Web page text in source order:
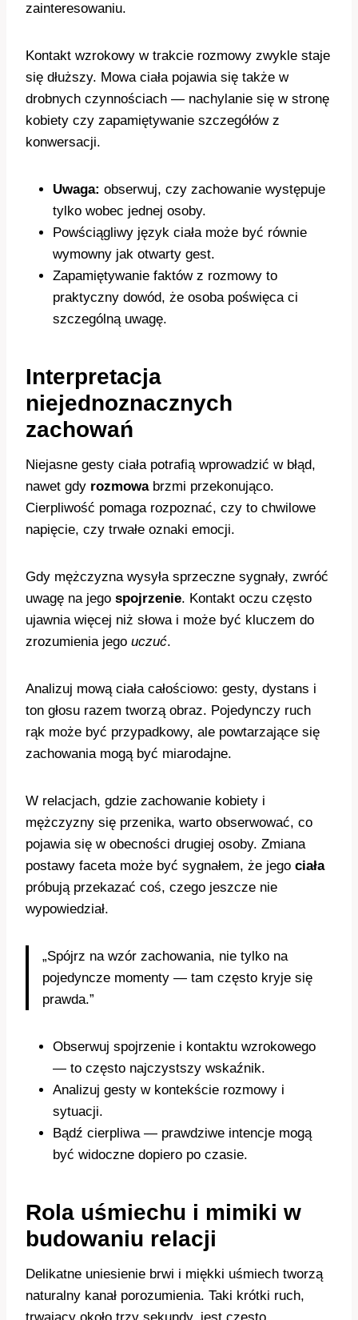
zainteresowaniu.
Kontakt wzrokowy w trakcie rozmowy zwykle staje
się dłuższy. Mowa ciała pojawia się także w
drobnych czynnościach — nachylanie się w stronę
kobiety czy zapamiętywanie szczegółów z
konwersacji.
Uwaga: obserwuj, czy zachowanie występuje
tylko wobec jednej osoby.
Powściągliwy język ciała może być równie
wymowny jak otwarty gest.
Zapamiętywanie faktów z rozmowy to
praktyczny dowód, że osoba poświęca ci
szczególną uwagę.
Interpretacja
niejednoznacznych
zachowań
Niejasne gesty ciała potrafią wprowadzić w błąd,
nawet gdy rozmowabrzmi przekonująco.
Cierpliwość pomaga rozpoznać, czy to chwilowe
napięcie, czy trwałe oznaki emocji.
Gdy mężczyzna wysyła sprzeczne sygnały, zwróć
uwagę na jego spojrzenie. Kontakt oczu często
ujawnia więcej niż słowa i może być kluczem do
zrozumienia jego uczuć.
Analizuj mową ciała całościowo: gesty, dystans i
ton głosu razem tworzą obraz. Pojedynczy ruch
rąk może być przypadkowy, ale powtarzające się
zachowania mogą być miarodajne.
W relacjach, gdzie zachowanie kobiety i
mężczyzny się przenika, warto obserwować, co
pojawia się w obecności drugiej osoby. Zmiana
postawy faceta może być sygnałem, że jego ciała
próbują przekazać coś, czego jeszcze nie
wypowiedział.
„Spójrz na wzór zachowania, nie tylko na
pojedyncze momenty — tam często kryje się
prawda.”
Obserwuj spojrzenie i kontaktu wzrokowego
— to często najczystszy wskaźnik.
Analizuj gesty w kontekście rozmowy i
sytuacji.
Bądź cierpliwa — prawdziwe intencje mogą
być widoczne dopiero po czasie.
Rola uśmiechu i mimiki w
budowaniu relacji
Delikatne uniesienie brwi i miękki uśmiech tworzą
naturalny kanał porozumienia. Taki krótki ruch,